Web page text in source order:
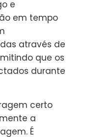
e
em tempo
através de
que os
durante
certo
a
É